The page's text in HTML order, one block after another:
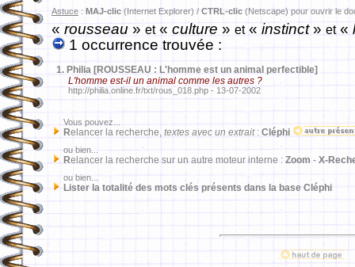
Astuce : MAJ-clic (Internet Explorer) / CTRL-clic (Netscape) pour ouvrir le
«rousseau» et« culture » et« instinct» et«
1 occurrence trouvée :
1. Philia [ROUSSEAU : L'homme est un animal perfectible]
L'homme est-il un animal comme les autres ?
http://philia.online.fr/txt/rous_018.php - 13-07-2002
Vous pouvez...
Relancer la recherche, textes avec un extrait: Cléphi
ou bien...
Relancer la recherche sur un autre moteur interne : Zoom - X-
ou bien...
Lister la totalité des mots clés présents dans la base Cléphi